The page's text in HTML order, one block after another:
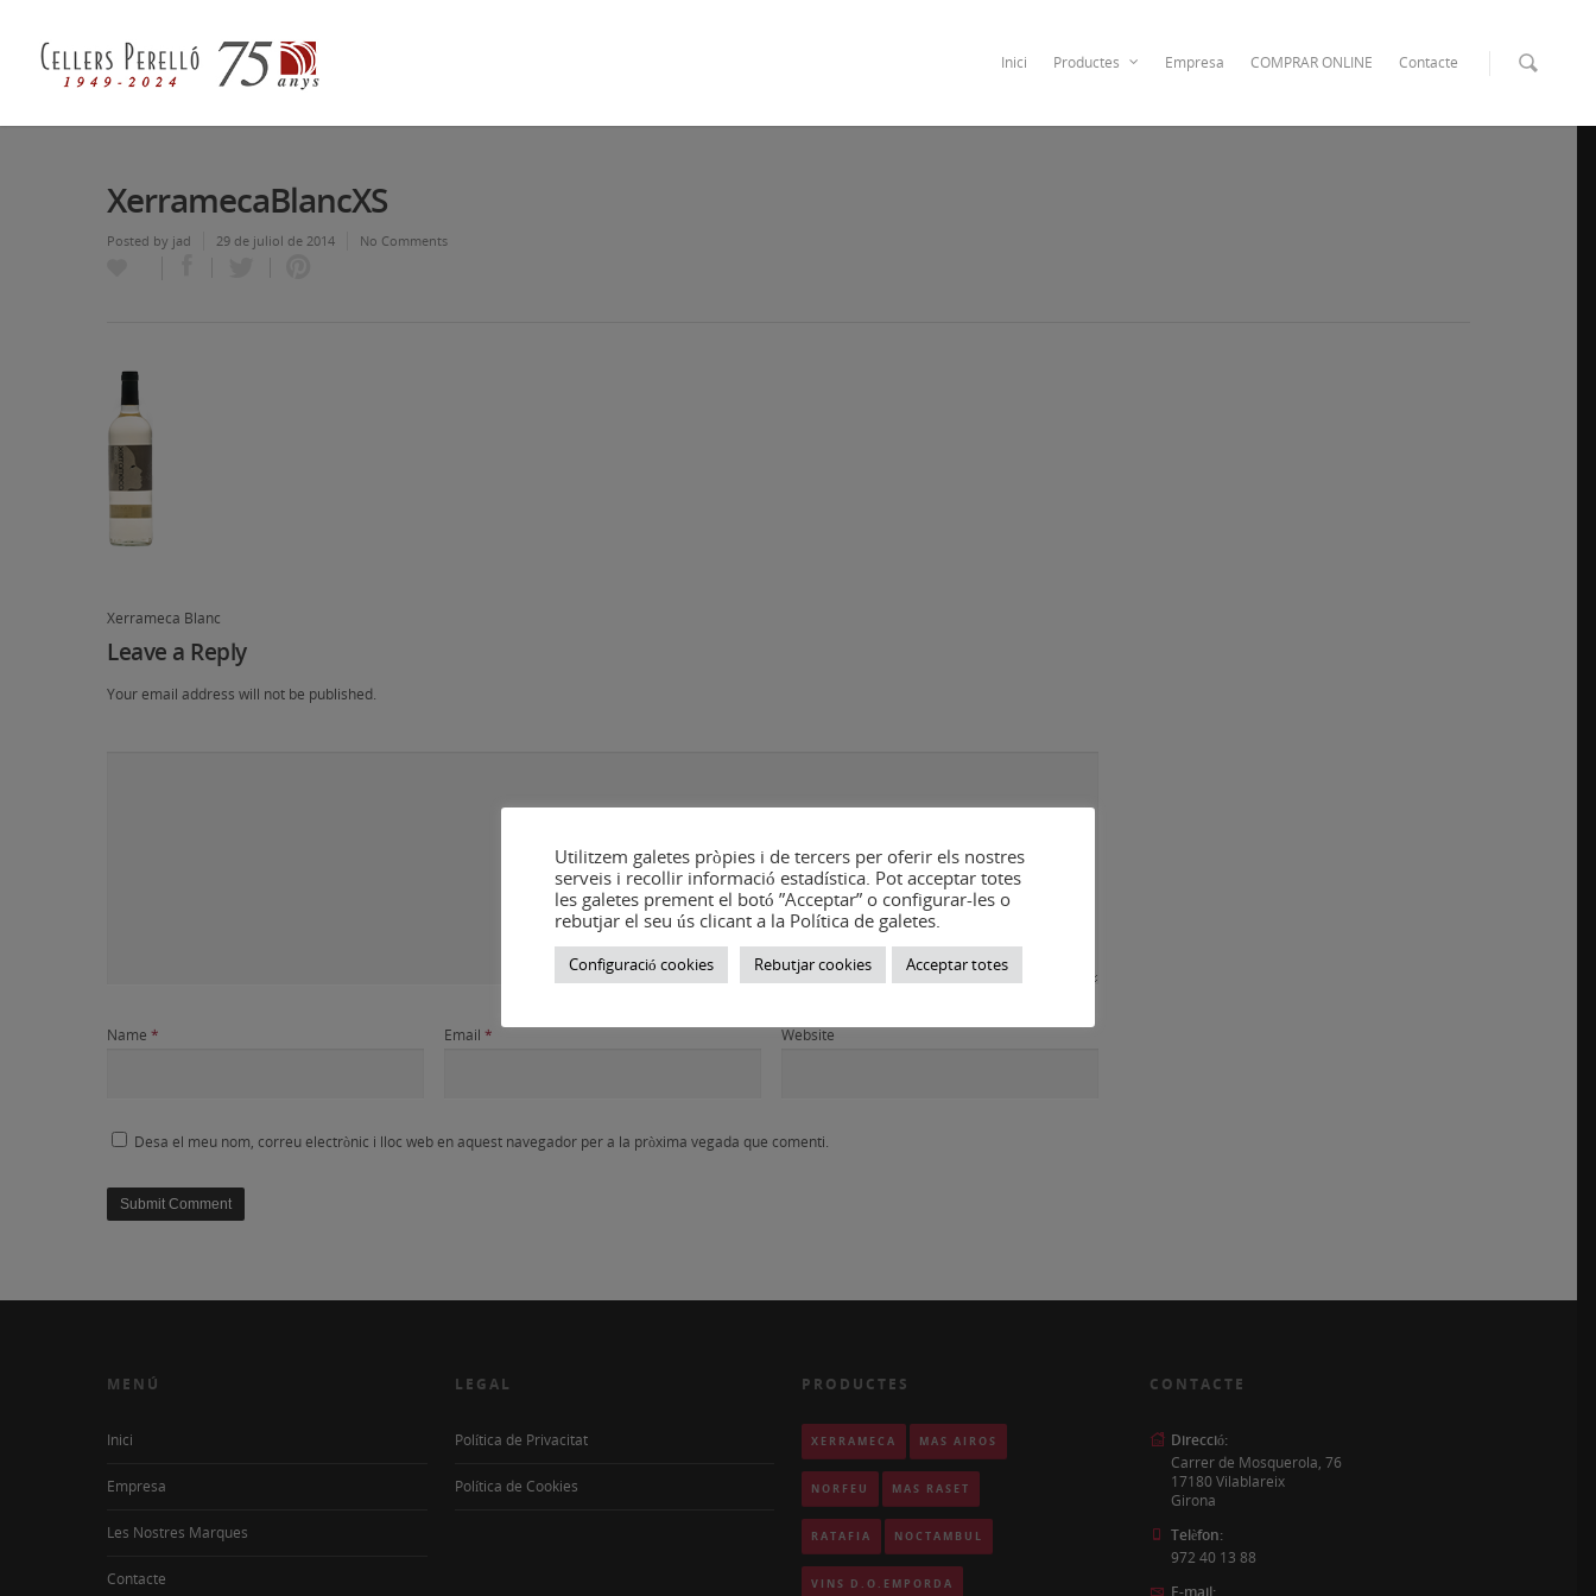
Inici Productes Empresa COMPRAR ONLINE Contacte
XerramecaBlancXS
Posted by jad 29 de juliol de 2014 No Comments
Xerrameca Blanc
Leave a Reply
Your email address will not be published.
Name * Email * Website
Desa el meu nom, correu electrònic i lloc web en aquest navegador per a la pròxima vegada que comenti.
MENÚ
Inici
Empresa
Les Nostres Marques
Contacte
LEGAL
Política de Privacitat
Política de Cookies
PRODUCTES
XERRAMECA MAS AIRÓS
NORFEU MAS RASET
RATAFIA NOCTÀMBUL
VINS D.O.EMPORDÀ
CONTACTE
Direcció:
Carrer de Mosquerola, 76
17180 Vilablareix
Girona
Telèfon:
972 40 13 88
E-mail:
Utilitzem galetes pròpies i de tercers per oferir els nostres
serveis i recollir informació estadística. Pot acceptar totes
les galetes prement el botó ”Acceptar” o configurar-les o
rebutjar el seu ús clicant a la Política de galetes.
Configuració cookies Rebutjar cookies Acceptar totes